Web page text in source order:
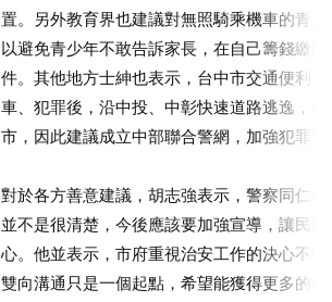
置。另外教育界也建議對無照騎乘機車的青
以避免青少年不敢告訴家長，在自己籌錢繳
件。其他地方士紳也表示，台中市交通便利
車、犯罪後，沿中投、中彰快速道路逃逸，
市，因此建議成立中部聯合警網，加強犯罪
對於各方善意建議，胡志強表示，警察同仁
並不是很清楚，今後應該要加強宣導，讓民
心。他並表示，市府重視治安工作的決心不
雙向溝通只是一個起點，希望能獲得更多的